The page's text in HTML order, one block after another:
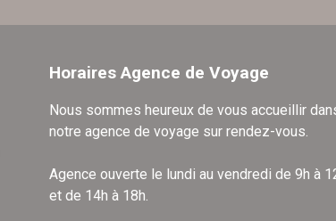
Horaires Agence de Voyage
Nous sommes heureux de vous accueillir
notre agence de voyage sur rendez-vous.
Agence ouverte le lundi au vendredi de 9h à
et de 14h à 18h.